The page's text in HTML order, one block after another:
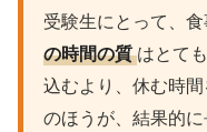
受験生にとって、
の時間の質 はとて
込むより、休む時
のほうが、結果的に